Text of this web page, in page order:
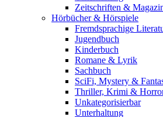
Zeitschriften &
Hörbücher & Hörspiele
Fremdsprachige
Jugendbuch
Kinderbuch
Romane & Lyrik
Sachbuch
SciFi, Mystery &
Thriller, Krimi &
Unkategorisierbar
Unterhaltung